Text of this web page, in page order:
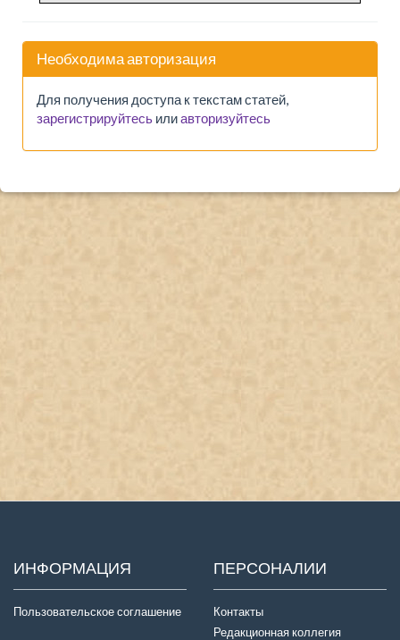
Необходима авторизация
Для получения доступа к текстам статей,
зарегистрируйтесь илиавторизуйтесь
ИНФОРМАЦИЯ
Пользовательское соглашение
ПЕРСОНАЛИИ
Контакты
Редакционная коллегия